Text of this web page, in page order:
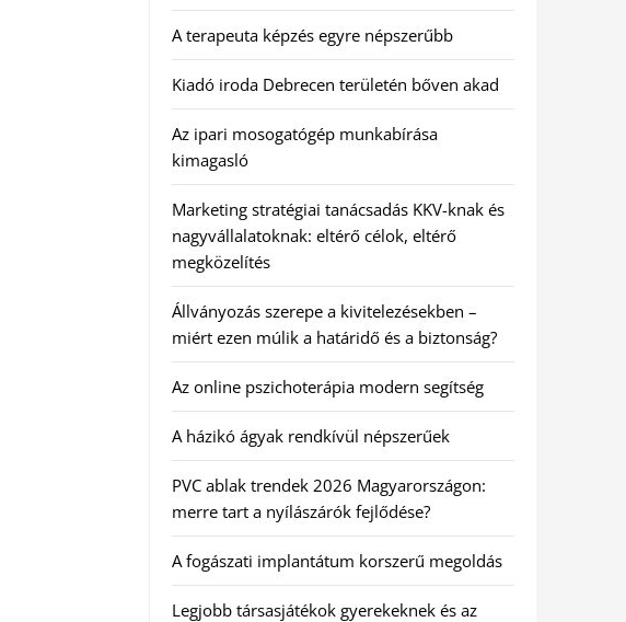
A terapeuta képzés egyre népszerűbb
Kiadó iroda Debrecen területén bőven akad
Az ipari mosogatógép munkabírása
kimagasló
Marketing stratégiai tanácsadás KKV-knak és
nagyvállalatoknak: eltérő célok, eltérő
megközelítés
Állványozás szerepe a kivitelezésekben –
miért ezen múlik a határidő és a biztonság?
Az online pszichoterápia modern segítség
A házikó ágyak rendkívül népszerűek
PVC ablak trendek 2026 Magyarországon:
merre tart a nyílászárók fejlődése?
A fogászati implantátum korszerű megoldás
Legjobb társasjátékok gyerekeknek és az